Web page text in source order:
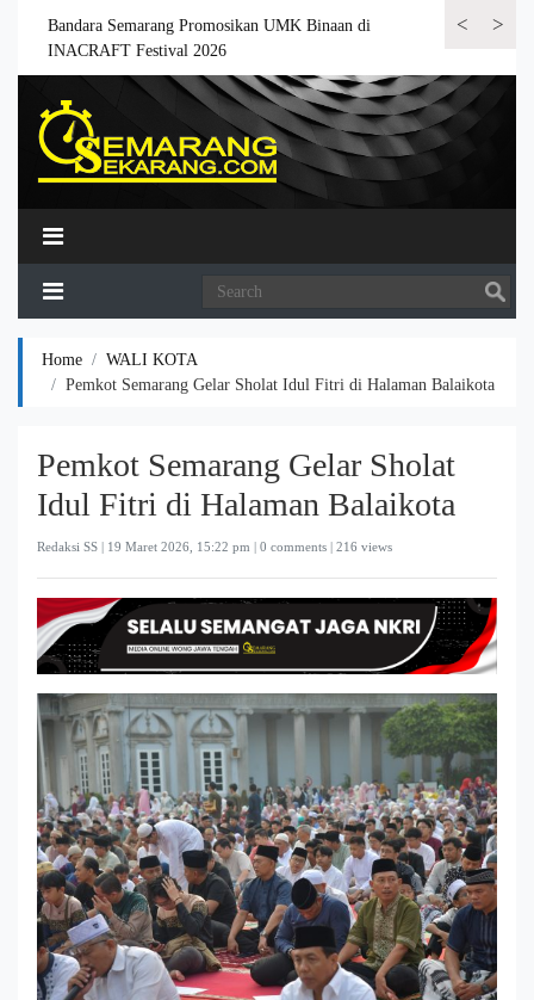
<
Bandara Semarang Promosikan UMK Binaan di
INACRAFT Festival 2026
Bandara>
Home
WALI KOTA
Pemkot Semarang Gelar Sholat Idul Fitri di Halaman Balaikota
Pemkot Semarang Gelar Sholat
Idul Fitri di Halaman Balaikota
Redaksi SS | 19 Maret 2026, 15:22 pm | 0 comments | 216 views